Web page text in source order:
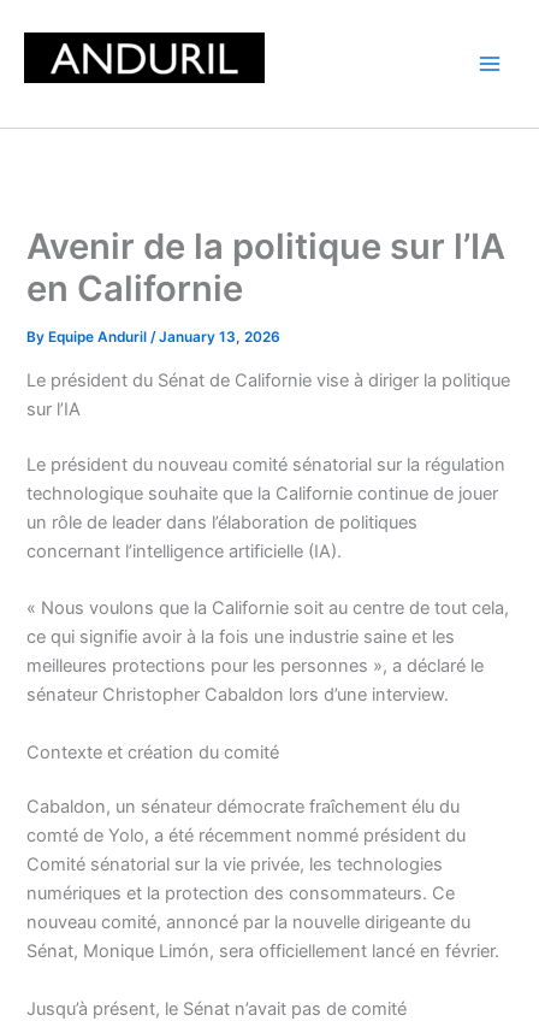
content
Avenir de la politique sur l’IA
en Californie
By Equipe Anduril/January 13, 2026
Le président du Sénat de Californie vise à diriger la politique
sur l’IA
Le président du nouveau comité sénatorial sur la régulation
technologique souhaite que la Californie continue de jouer
un rôle de leader dans l’élaboration de politiques
concernant l’intelligence artificielle (IA).
« Nous voulons que la Californie soit au centre de tout cela,
ce qui signifie avoir à la fois une industrie saine et les
meilleures protections pour les personnes », a déclaré le
sénateur Christopher Cabaldon lors d’une interview.
Contexte et création du comité
Cabaldon, un sénateur démocrate fraîchement élu du
comté de Yolo, a été récemment nommé président du
Comité sénatorial sur la vie privée, les technologies
numériques et la protection des consommateurs. Ce
nouveau comité, annoncé par la nouvelle dirigeante du
Sénat, Monique Limón, sera officiellement lancé en février.
Jusqu’à présent, le Sénat n’avait pas de comité